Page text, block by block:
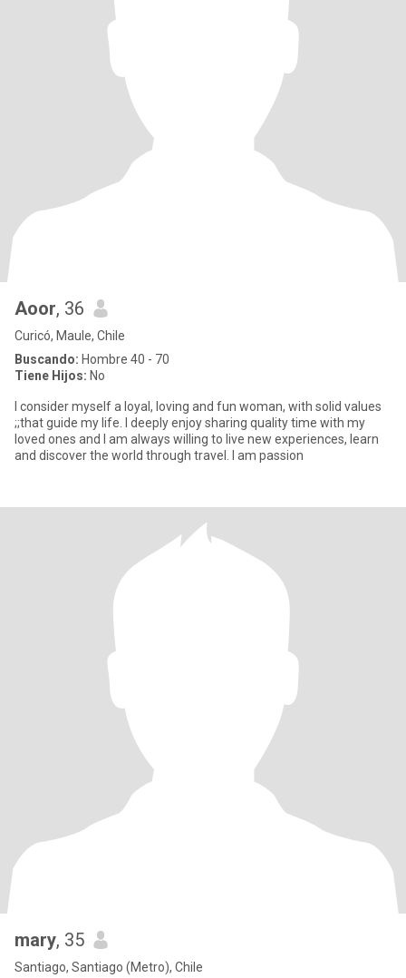
Aoor, 36
Curicó, Maule, Chile
Buscando: Hombre 40 - 70
Tiene Hijos: No
I consider myself a loyal, loving and fun woman, with solid values
;;that guide my life. I deeply enjoy sharing quality time with my
loved ones and I am always willing to live new experiences, learn
and discover the world through travel. I am passion
mary, 35
Santiago, Santiago (Metro), Chile